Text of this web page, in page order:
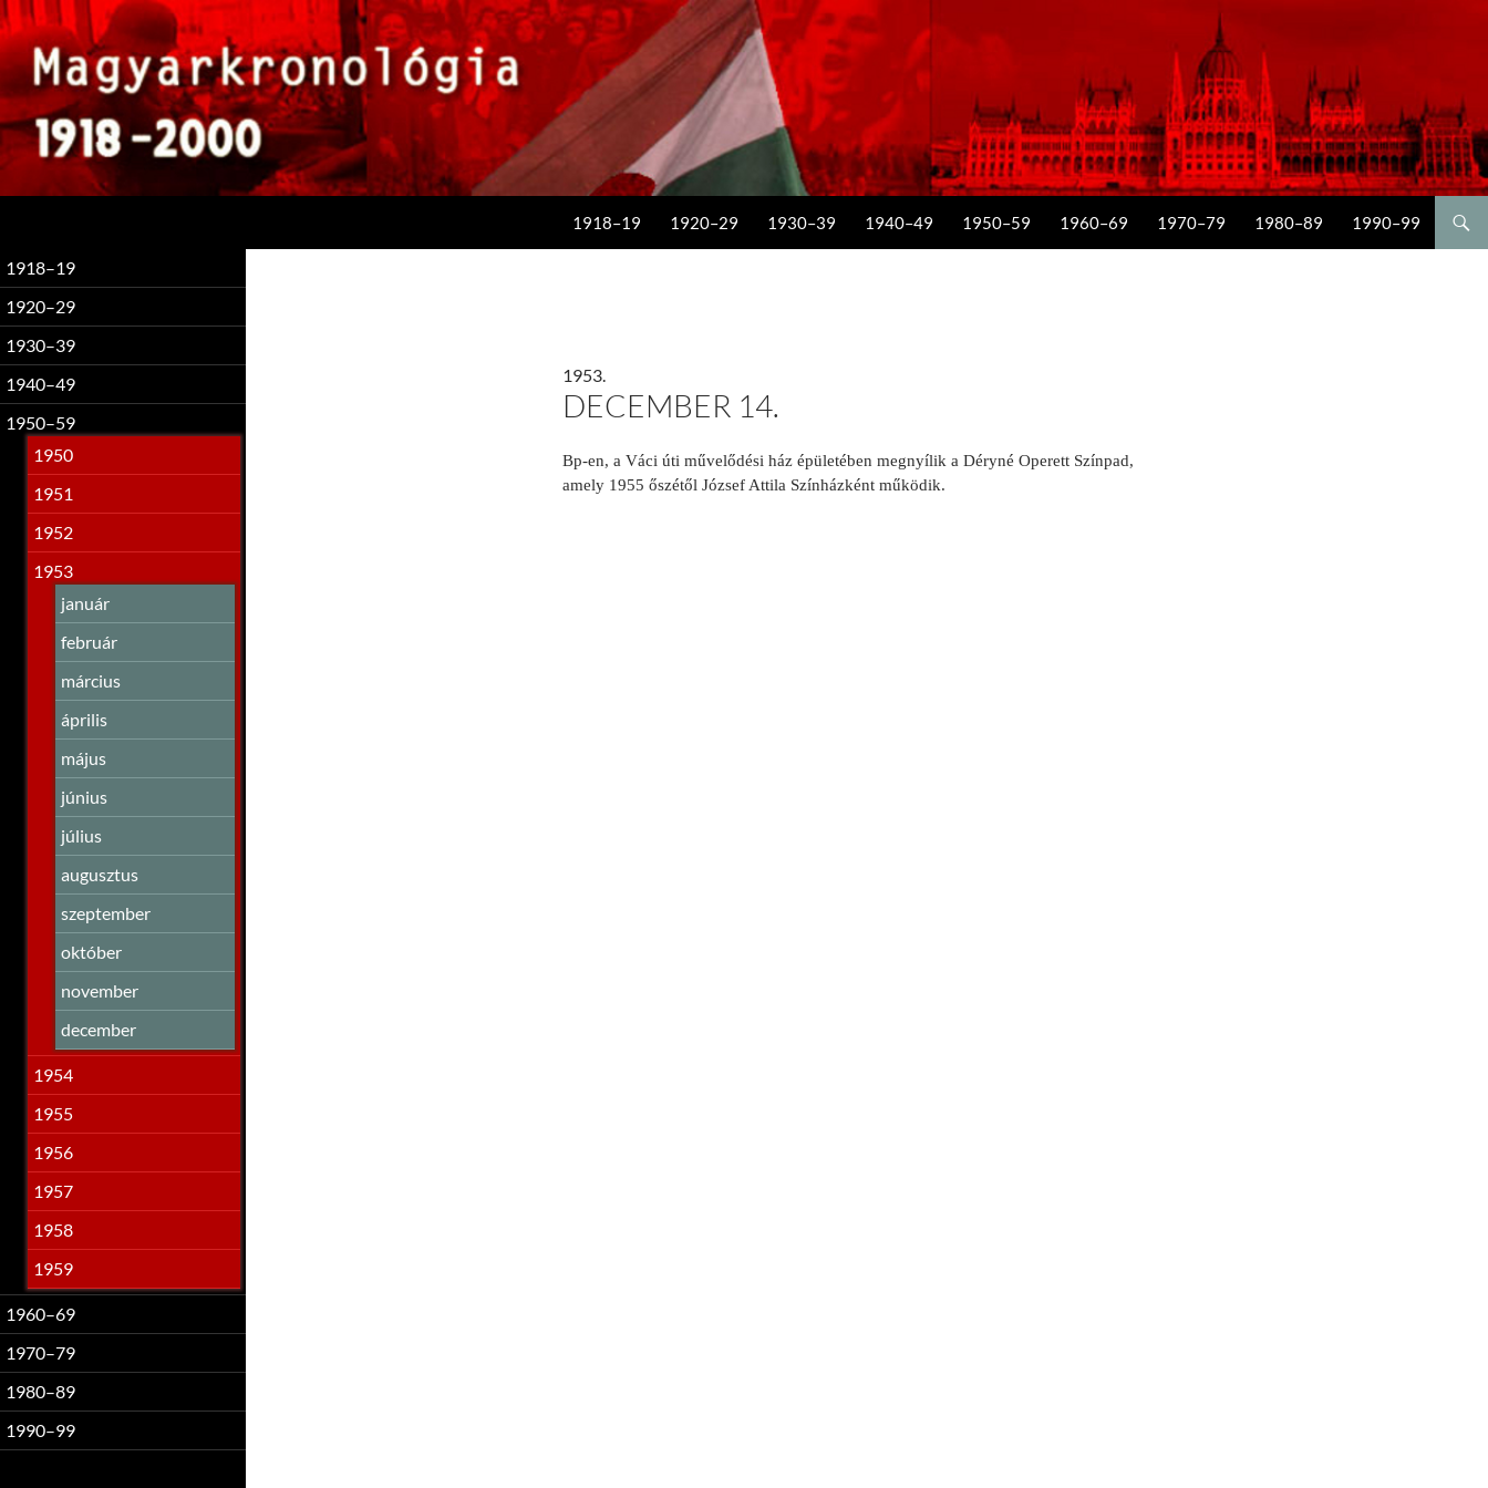
1918–19 1920–29 1930–39 1940–49 1950–59 1960–69 1970–79 1980–89 1990–99
1953.
DECEMBER 14.
Bp-en, a Váci úti művelődési ház épületében megnyílik a Déryné Operett Színpad,
amely 1955 őszétől József Attila Színházként működik.
1918–19
1920–29
1930–39
1940–49
1950–59
1950
1951
1952
1953
január
február
március
április
május
június
július
augusztus
szeptember
október
november
december
1954
1955
1956
1957
1958
1959
1960–69
1970–79
1980–89
1990–99